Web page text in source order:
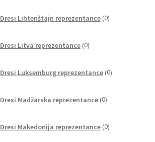
Dresi Lihtenštajn reprezentance 0izdelkov
Dresi Litva reprezentance 0izdelkov
Dresi Luksemburg reprezentance 0izdelkov
Dresi Madžarska reprezentance 0izdelkov
Dresi Makedonija reprezentance 0izdelkov